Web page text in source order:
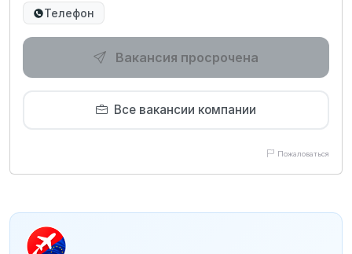
Телефон
Вакансия просрочена
Все вакансии компании
Пожаловаться